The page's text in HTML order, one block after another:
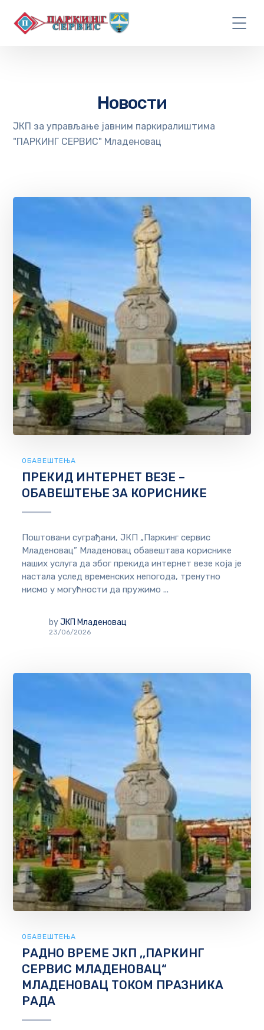
Новости
ЈКП за управљање јавним паркиралиштима
"ПАРКИНГ СЕРВИС" Младеновац
ОБАВЕШТЕЊА
ПРЕКИД ИНТЕРНЕТ ВЕЗЕ –
ОБАВЕШТЕЊЕ ЗА КОРИСНИКЕ
Поштовани суграђани, ЈКП „Паркинг сервис
Младеновац” Младеновац обавештава кориснике
наших услуга да због прекида интернет везе која је
настала услед временских непогода, тренутно
нисмо у могућности да пружимо ...
by ЈКП Младеновац
23/06/2026
ОБАВЕШТЕЊА
РАДНО ВРЕМЕ ЈКП ,,ПАРКИНГ
СЕРВИС МЛАДЕНОВАЦ“
МЛАДЕНОВАЦ ТОКОМ ПРАЗНИКА
РАДА